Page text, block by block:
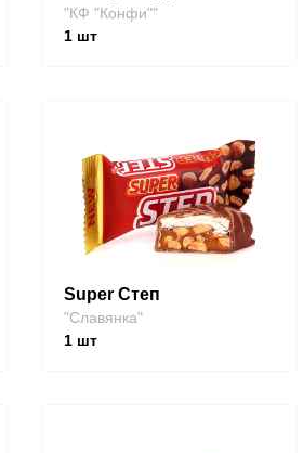
"КФ "Конфи""
1шт
Super Степ
"Славянка"
1шт